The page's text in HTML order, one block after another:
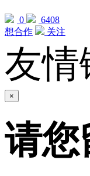
0
6408
想合作
关注
友情
×
请您